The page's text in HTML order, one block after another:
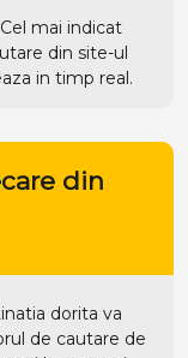
mai indicat
din site-ul
in timp real.
din
dorita va
de cautare de